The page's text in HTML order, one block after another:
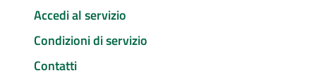
Accedi al servizio
Condizioni di servizio
Contatti